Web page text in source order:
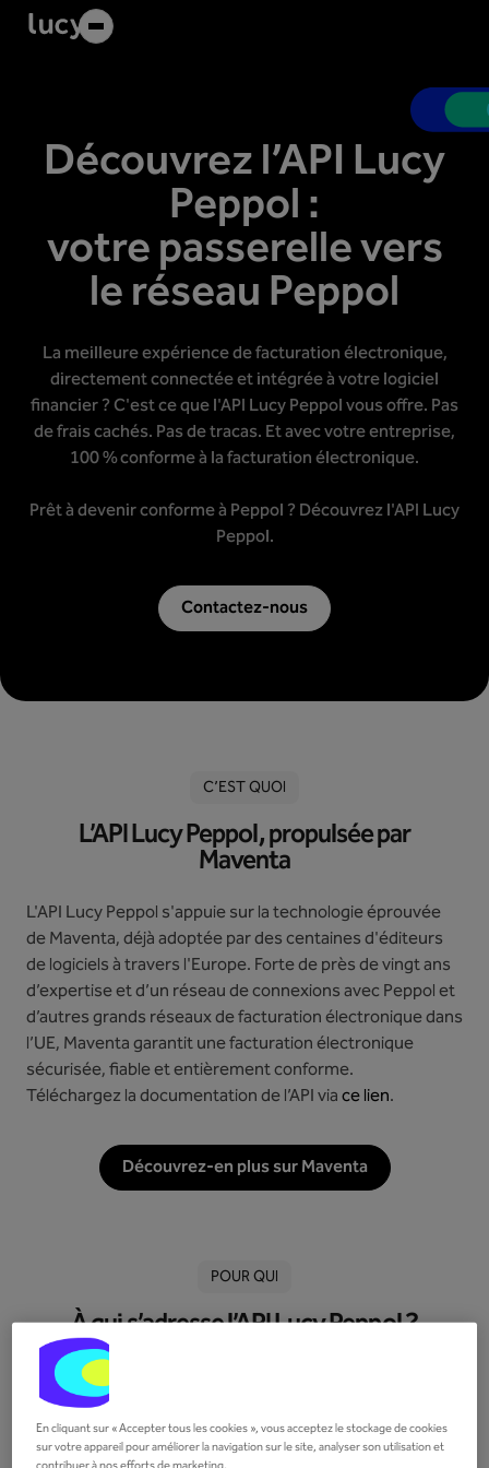
Découvrez l’API Lucy
Peppol :
votre passerelle vers
le réseau Peppol
La meilleure expérience de facturation électronique,
directement connectée et intégrée à votre logiciel
financier ? C'est ce que l'API Lucy Peppol vous offre. Pas
de frais cachés. Pas de tracas. Et avec votre entreprise,
100 % conforme à la facturation électronique.
Prêt à devenir conforme à Peppol ? Découvrez l'API Lucy
Peppol.
Contactez-nous
C’EST QUOI
L’API Lucy Peppol, propulsée par
Maventa
L'API Lucy Peppol s'appuie sur la technologie éprouvée
de Maventa, déjà adoptée par des centaines d'éditeurs
de logiciels à travers l'Europe. Forte de près de vingt ans
d’expertise et d’un réseau de connexions avec Peppol et
d’autres grands réseaux de facturation électronique dans
l’UE, Maventa garantit une facturation électronique
sécurisée, fiable et entièrement conforme.
Téléchargez la documentation de l’API viace lien.
Découvrez-en plus sur Maventa
POUR QUI
À qui s’adresse l’API Lucy Peppol ?
En cliquant sur « Accepter tous les cookies », vous acceptez le stockage de cookies
sur votre appareil pour améliorer la navigation sur le site, analyser son utilisation et